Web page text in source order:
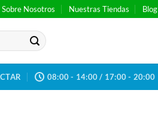
Sobre Nosotros Nuestras Tiendas Blog
08:00 - 14:00 / 17:00 - 20:00